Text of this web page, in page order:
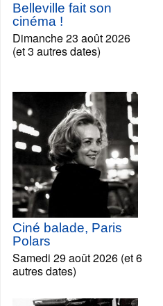
Belleville fait son
cinéma !
Dimanche 23 août 2026
(et 3 autres dates)
Ciné balade, Paris
Polars
Samedi 29 août 2026 (et 6
autres dates)